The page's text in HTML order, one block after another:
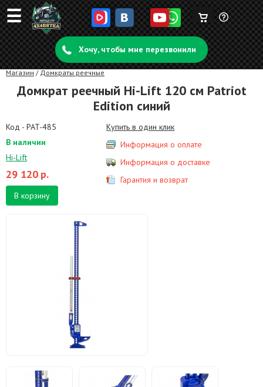
☰ Задать
вопрос
Корзина
пуста
Хочу, чтобы мне перезвонили
Магазин / Домкраты реечные
Домкрат реечный Hi-Lift 120 см Patriot
Edition синий
Код - PAT-485
В наличии
Hi-Lift
29 120 р.
В корзину
Купить в один клик
Информация о оплате
Информация о доставке
Гарантия и возврат